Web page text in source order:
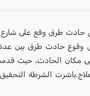
وقوع حادث طرق بين
إلى مكان الحادث، حيث
الشرطة